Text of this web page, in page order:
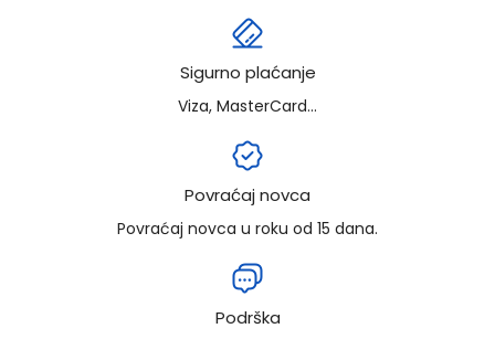
Sigurno plaćanje
Viza, MasterCard...
Povraćaj novca
Povraćaj novca u roku od 15 dana.
Podrška